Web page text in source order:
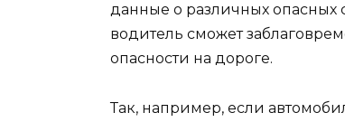
данные о различных опасных
водитель сможет
опасности на дороге.
Так, например, если